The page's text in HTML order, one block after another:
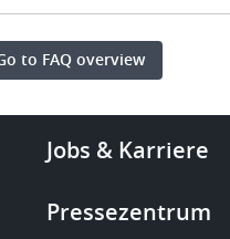
to FAQ overview
Footer
links
Jobs & Karriere
Pressezentrum